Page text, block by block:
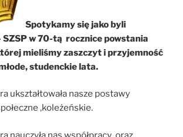
Spotykamy się jako byli
SZSP w 70-tą rocznice powstania
mieliśmy zaszczyt i przyjemność
studenckie lata.
ukształtowała nasze postawy
,koleżeńskie.